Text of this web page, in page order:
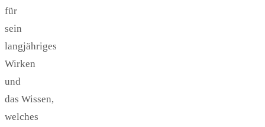
für
sein
langjähriges
Wirken
und
das Wissen,
welches